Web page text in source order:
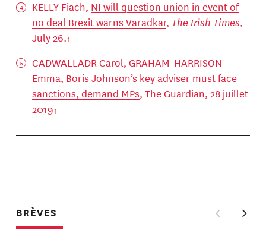
KELLY Fiach, NI will question union in event of
no deal Brexit warns Varadkar, The Irish Times,
July 26.
CADWALLADR Carol, GRAHAM-HARRISON
Emma, Boris Johnson’s key adviser must face
sanctions, demand MPs, The Guardian, 28 juillet
2019
BRÈVES